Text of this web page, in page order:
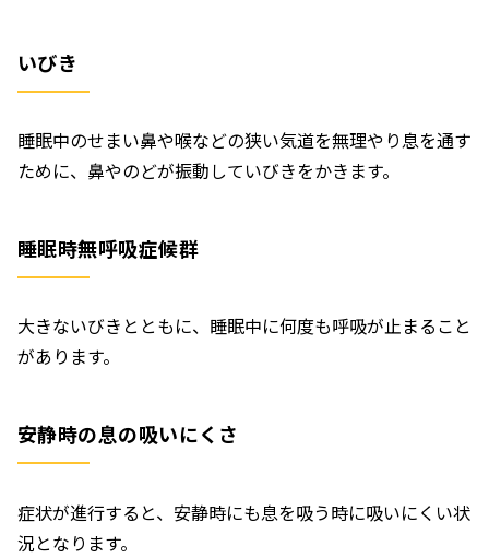
いびき
睡眠中のせまい鼻や喉などの狭い気道を無理やり息を通す
ために、鼻やのどが振動していびきをかきます。
睡眠時無呼吸症候群
大きないびきとともに、睡眠中に何度も呼吸が止まること
があります。
安静時の息の吸いにくさ
症状が進行すると、安静時にも息を吸う時に吸いにくい状
況となります。